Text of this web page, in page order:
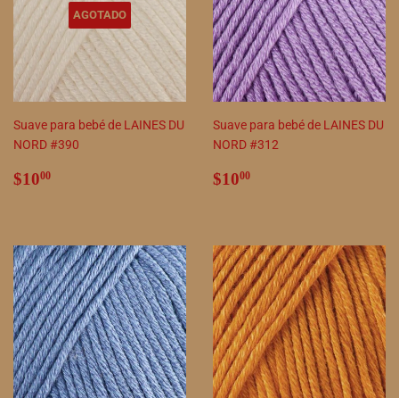
AGOTADO
Suave para bebé de LAINES DU
NORD #390
Precio
$1000
Suave para bebé de LAINES DU
NORD #312
Precio
$1000